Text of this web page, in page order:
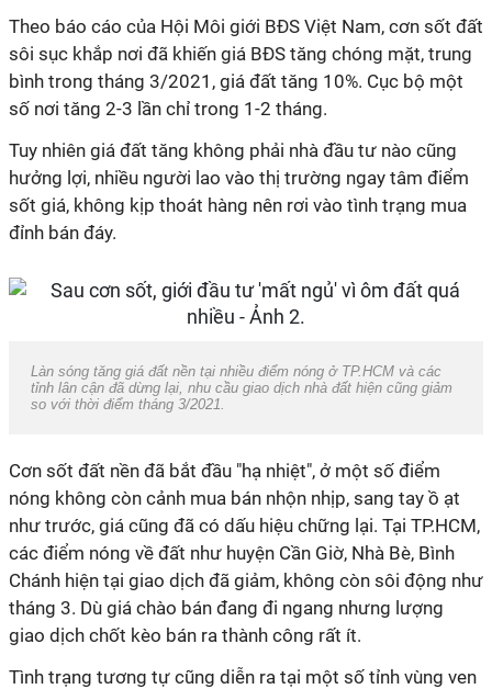
Theo báo cáo của Hội Môi giới BĐS Việt Nam, cơn sốt đất
sôi sục khắp nơi đã khiến giá BĐS tăng chóng mặt, trung
bình trong tháng 3/2021, giá đất tăng 10%. Cục bộ một
số nơi tăng 2-3 lần chỉ trong 1-2 tháng.
Tuy nhiên giá đất tăng không phải nhà đầu tư nào cũng
hưởng lợi, nhiều người lao vào thị trường ngay tâm điểm
sốt giá, không kịp thoát hàng nên rơi vào tình trạng mua
đỉnh bán đáy.
Làn sóng tăng giá đất nền tại nhiều điểm nóng ở TP.HCM và các
tỉnh lân cận đã dừng lại, nhu cầu giao dịch nhà đất hiện cũng giảm
so với thời điểm tháng 3/2021.
Cơn sốt đất nền đã bắt đầu "hạ nhiệt", ở một số điểm
nóng không còn cảnh mua bán nhộn nhịp, sang tay ồ ạt
như trước, giá cũng đã có dấu hiệu chững lại. Tại TP.HCM,
các điểm nóng về đất như huyện Cần Giờ, Nhà Bè, Bình
Chánh hiện tại giao dịch đã giảm, không còn sôi động như
tháng 3. Dù giá chào bán đang đi ngang nhưng lượng
giao dịch chốt kèo bán ra thành công rất ít.
Tình trạng tương tự cũng diễn ra tại một số tỉnh vùng ven